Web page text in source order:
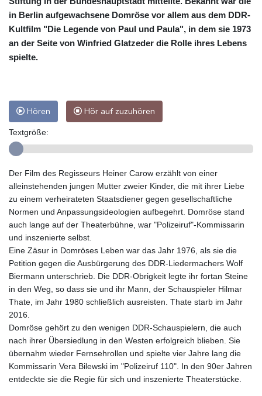
in Berlin aufgewachsene Domröse vor allem aus dem DDR-
Kultfilm "Die Legende von Paul und Paula", in dem sie 1973
an der Seite von Winfried Glatzeder die Rolle ihres Lebens
spielte.
Hören Hör auf zuzuhören
Textgröße:
Der Film des Regisseurs Heiner Carow erzählt von einer
alleinstehenden jungen Mutter zweier Kinder, die mit ihrer Liebe
zu einem verheirateten Staatsdiener gegen gesellschaftliche
Normen und Anpassungsideologien aufbegehrt. Domröse stand
auch lange auf der Theaterbühne, war "Polizeiruf"-Kommissarin
und inszenierte selbst.
Eine Zäsur in Domröses Leben war das Jahr 1976, als sie die
Petition gegen die Ausbürgerung des DDR-Liedermachers Wolf
Biermann unterschrieb. Die DDR-Obrigkeit legte ihr fortan Steine
in den Weg, so dass sie und ihr Mann, der Schauspieler Hilmar
Thate, im Jahr 1980 schließlich ausreisten. Thate starb im Jahr
2016.
Domröse gehört zu den wenigen DDR-Schauspielern, die auch
nach ihrer Übersiedlung in den Westen erfolgreich blieben. Sie
übernahm wieder Fernsehrollen und spielte vier Jahre lang die
Kommissarin Vera Bilewski im "Polizeiruf 110". In den 90er Jahren
entdeckte sie die Regie für sich und inszenierte Theaterstücke.